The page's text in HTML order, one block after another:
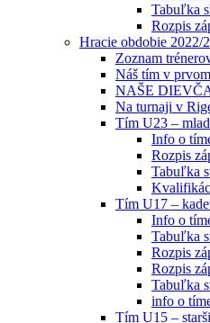
Tabuľka
Rozpis
Hracie obdobie 2022/
Zoznam
Náš tím v
NAŠE
Na turnaji v
Tím U23 –
Info o
Rozpis
Tabuľka
Tím U17 –
Info o
Tabuľka
Rozpis
Rozpis
Tabuľka
info o
Tím U15 –